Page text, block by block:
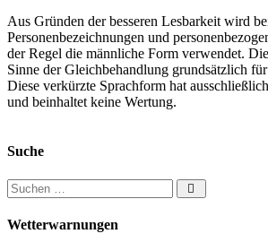
Aus Gründen der besseren Lesbarkeit wird
Personenbezeichnungen und
der Regel die männliche Form verwendet.
Sinne der Gleichbehandlung grundsätzlich
Diese verkürzte Sprachform hat
und beinhaltet keine Wertung.
Suche
Suchen nach:
Wetterwarnungen